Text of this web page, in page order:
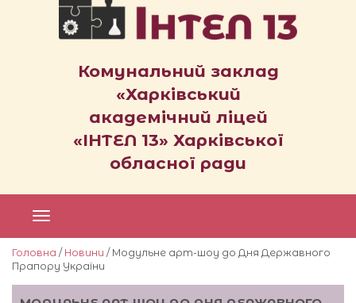
Комунальний заклад
«Харківський
академічний ліцей
«ІНТЕЛ 13» Харківської
обласної ради
Головна / Новини / Модульне арт-шоу до Дня Державного
Прапору України